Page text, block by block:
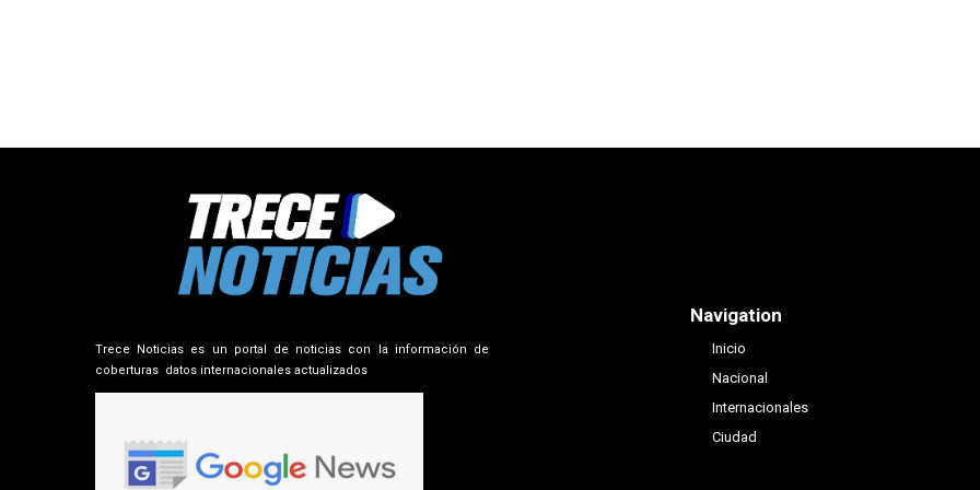
Trece Noticias es un portal de noticias con la información de
coberturas datos internacionales actualizados
Navigation
Inicio
Nacional
Internacionales
Ciudad